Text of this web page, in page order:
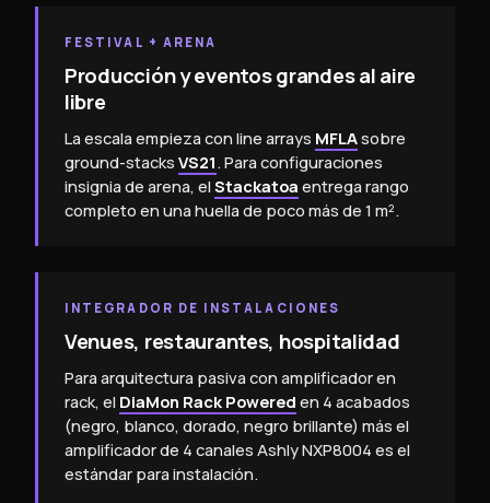
FESTIVAL + ARENA
Producción y eventos grandes al aire
libre
La escala empieza con line arrays MFLAsobre
ground-stacks VS21 . Para configuraciones
insignia de arena, el Stackatoa entrega rango
completo en una huella de poco más de 1 m².
INTEGRADOR DE INSTALACIONES
Venues, restaurantes, hospitalidad
Para arquitectura pasiva con amplificador en
rack, el DiaMon Rack Powered en 4 acabados
(negro, blanco, dorado, negro brillante) más el
amplificador de 4 canales Ashly NXP8004 es el
estándar para instalación.